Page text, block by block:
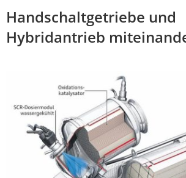
Handschaltgetriebe und
Hybridantrieb